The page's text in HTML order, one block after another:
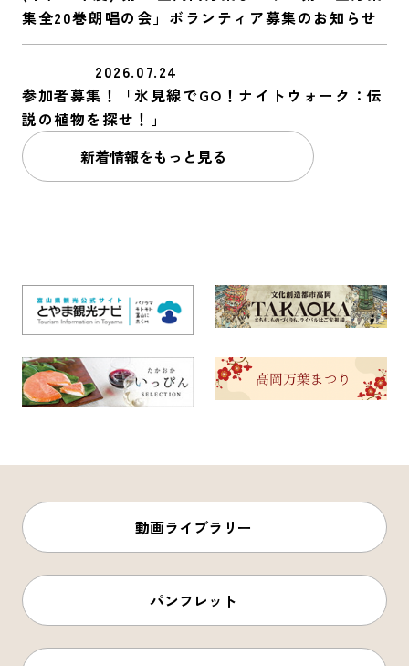
集全20巻朗唱の会」ボランティア募集のお知らせ
参加者募集！「氷見線でGO！ナイトウォーク：伝
説の植物を探せ！」
2026.07.24
新着情報をもっと見る
動画ライブラリー
パンフレット